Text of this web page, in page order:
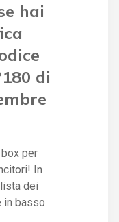
hai
di
per
In
dei
in basso